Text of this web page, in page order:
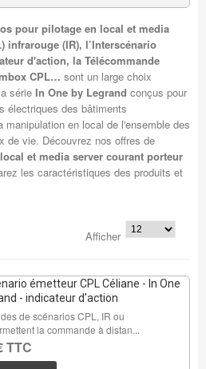
pour pilotage en local et media
infrarouge (IR), l’Interscénario
d'action, la Télécommande
CPL… sont un large choix
sérieIn One by Legrand conçus pour
électriques des bâtiments
manipulation en local de l'ensemble des
de vie. Découvrez nos offres de
et media server courant porteur
les caractéristiques des produits et
Afficher
émetteur CPL Céliane - In One
- indicateur d'action
de scénarios CPL, IR ou
la commande à distan...
TTC